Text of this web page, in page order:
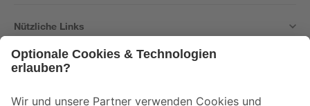
Nützliche Links
Der toom Newsletter: Keine Angebote und Aktionen mehr verpassen!